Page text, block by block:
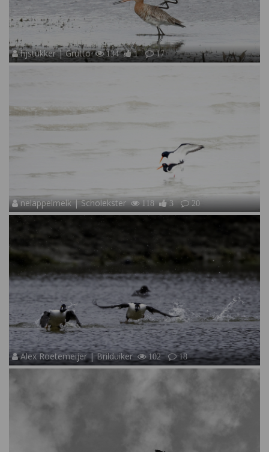
hjstukker | Grutto 134 1 17
nelappelmelk | Scholekster 118 3 20
Alex Roetemeijer | Brilduiker 102 18